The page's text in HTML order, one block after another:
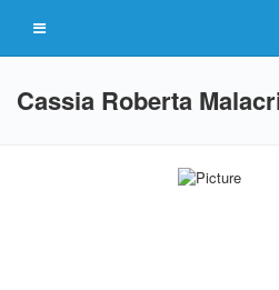
Cassia Roberta